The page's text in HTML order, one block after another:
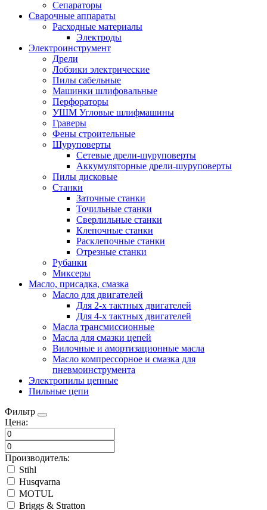
Сепараторы
Сварочные аппараты
Расходные материалы
Электроды
Электроинструмент
Дрели
Лобзики электрические
Пилы сабельные
Машинки шлифовальные
Перфораторы
УШМ Угловые шлифмашины
Граверы
Фены строительные
Шуруповерты
Сетевые дрели-шуруповерты
Аккумуляторные дрели-шуруповерты
Пилы дисковые
Станки
Заточные станки
Точильные станки
Сверлильные станки
Клепочные станки
Расклепочные станки
Отрезные станки
Рубанки
Миксеры
Масло, присадка, смазка
Масло для двигателей
Для 2-х тактных двигателей
Для 4-х тактных двигателей
Масла трансмиссионные
Масла для смазки цепей
Вилочные и амортизационные масла
Масло компрессорное и смазка для
пневмоинструмента
Электропилы цепные
Пильные цепи
Фильтр
Цена:
Производитель:
Stihl
Husqvarna
MOTUL
Briggs & Stratton